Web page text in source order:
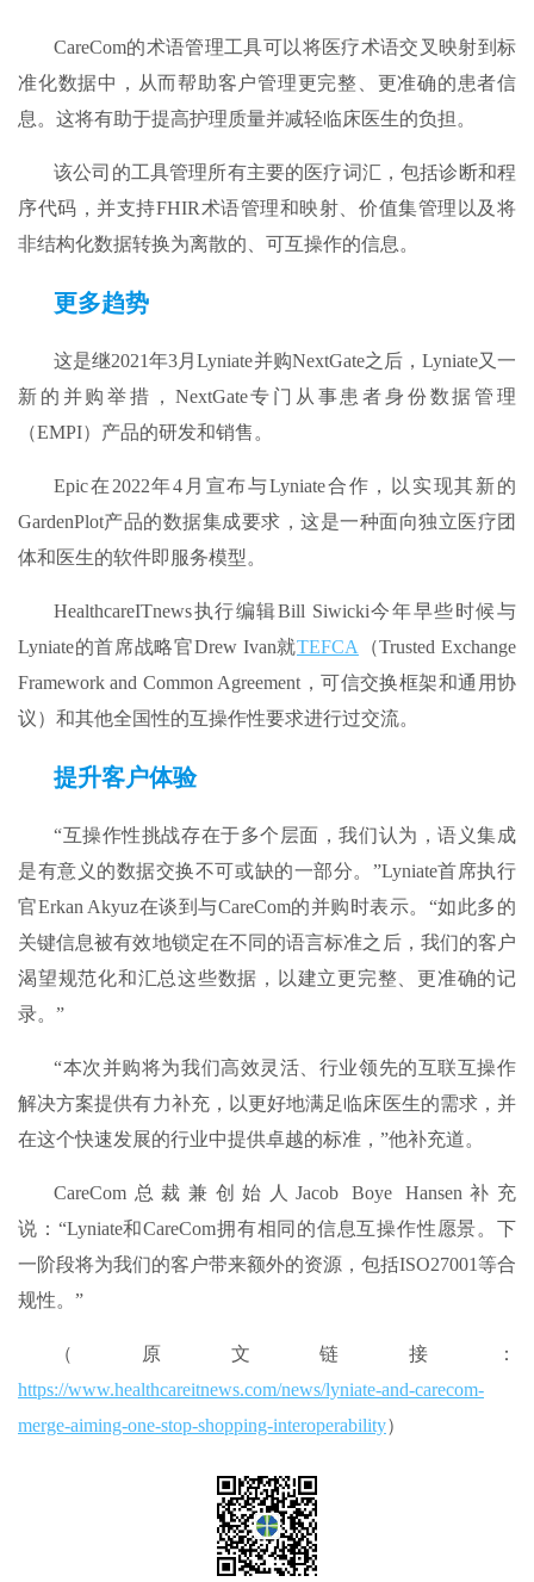
CareCom的术语管理工具可以将医疗术语交叉映射到标
准化数据中，从而帮助客户管理更完整、更准确的患者信
息。这将有助于提高护理质量并减轻临床医生的负担。
该公司的工具管理所有主要的医疗词汇，包括诊断和程
序代码，并支持FHIR术语管理和映射、价值集管理以及将
非结构化数据转换为离散的、可互操作的信息。
更多趋势
这是继2021年3月Lyniate并购NextGate之后，Lyniate又一
新的并购举措，NextGate专门从事患者身份数据管理
（EMPI）产品的研发和销售。
Epic在2022年4月宣布与Lyniate合作，以实现其新的
GardenPlot产品的数据集成要求，这是一种面向独立医疗团
体和医生的软件即服务模型。
HealthcareITnews执行编辑Bill Siwicki今年早些时候与
Lyniate的首席战略官Drew Ivan就TEFCA
（Trusted Exchange
Framework and Common Agreement，可信交换框架和通用协
议）和其他全国性的互操作性要求进行过交流。
提升客户体验
“互操作性挑战存在于多个层面，我们认为，语义集成
是有意义的数据交换不可或缺的一部分。”Lyniate首席执行
官Erkan Akyuz在谈到与CareCom的并购时表示。“如此多的
关键信息被有效地锁定在不同的语言标准之后，我们的客户
渴望规范化和汇总这些数据，以建立更完整、更准确的记
录。”
“本次并购将为我们高效灵活、行业领先的互联互操作
解决方案提供有力补充，以更好地满足临床医生的需求，并
在这个快速发展的行业中提供卓越的标准，”他补充道。
CareCom总裁兼创始人Jacob Boye Hansen补充
说：“Lyniate和CareCom拥有相同的信息互操作性愿景。下
一阶段将为我们的客户带来额外的资源，包括ISO27001等合
规性。”
（原文链接：
https://www.healthcareitnews.com/news/lyniate-and-carecom-
merge-aiming-one-stop-shopping-interoperability）